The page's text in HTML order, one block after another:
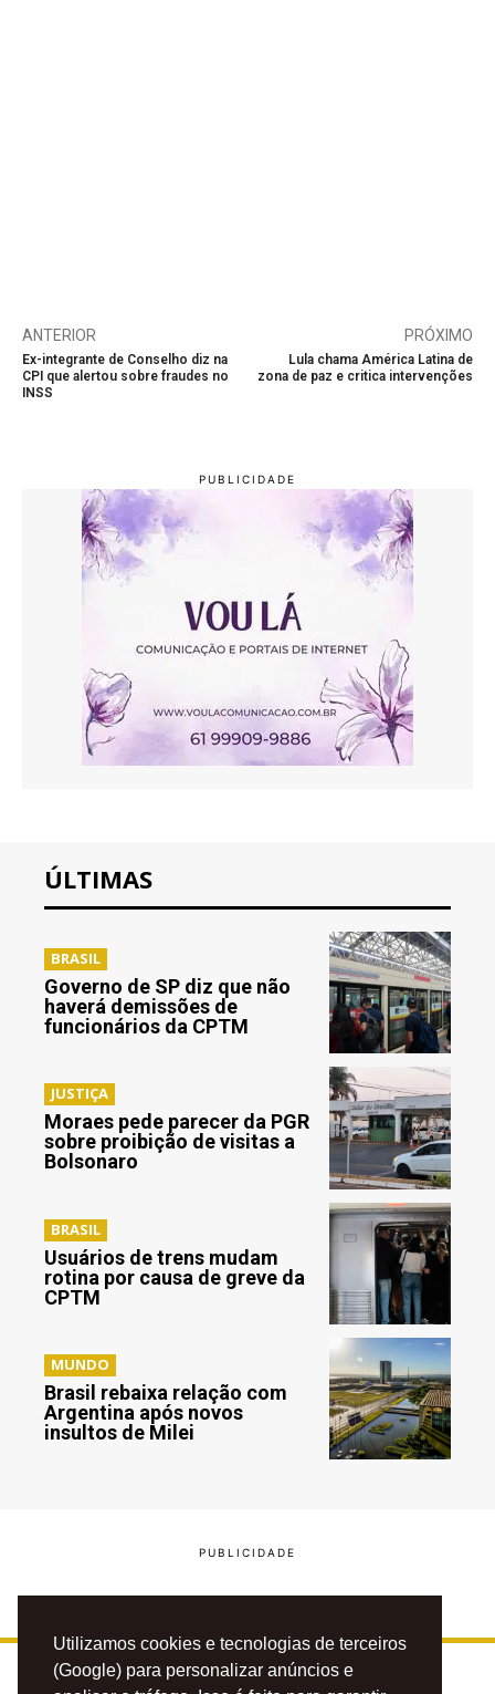
Utilizamos cookies e tecnologias de terceiros
(Google) para personalizar anúncios e
ANTERIOR
Ex-integrante de Conselho diz na
CPI que alertou sobre fraudes no
INSS
PRÓXIMO
Lula chama América Latina de
zona de paz e critica intervenções
ÚLTIMAS
BRASIL
Governo de SP diz que não
haverá demissões de
funcionários da CPTM
JUSTIÇA
Moraes pede parecer da PGR
sobre proibição de visitas a
Bolsonaro
BRASIL
Usuários de trens mudam
rotina por causa de greve da
CPTM
MUNDO
Brasil rebaixa relação com
Argentina após novos
insultos de Milei